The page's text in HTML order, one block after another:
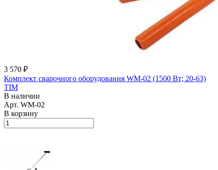
3 570 ₽
Комплект сварочного оборудования WM-02 (1500 Вт; 20-63)
TIM
В наличии
Арт. WM-02
В корзину